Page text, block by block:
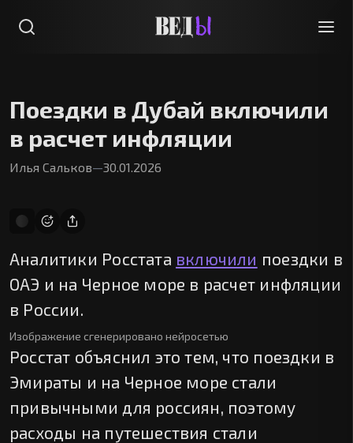
Поездки в Дубай включили
в расчет инфляции
Илья Сальков—30.01.2026
Аналитики Росстата включили поездки в
ОАЭ и на Черное море в расчет инфляции
в России.
Изображение сгенерировано нейросетью
Росстат объяснил это тем, что поездки в
Эмираты и на Черное море стали
привычными для россиян, поэтому
расходы на путешествия стали